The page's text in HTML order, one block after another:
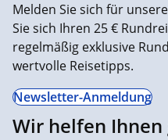
Melden Sie sich für
Sie sich Ihren 25 €
regelmäßig exklusive
wertvolle Reisetipps.
Newsletter-Anmeldung
Wir helfen